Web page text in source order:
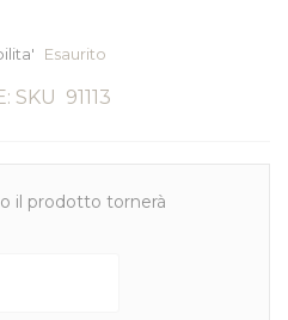
Esaurito
SKU 91113
il prodotto tornerà